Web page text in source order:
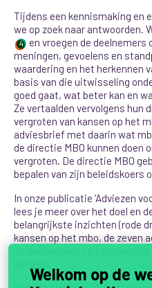
Tijdens een kennismaking en
we op zoek naar antwoorden.
4 en vroegen de deelnemers
meningen, gevoelens en
waardering en het herkennen
basis van die uitwisseling
goed gaat, wat beter kan en
Ze vertaalden vervolgens hun
vergroten van kansen op het
adviesbrief met daarin wat
de directie MBO kunnen doen
vergroten. De directie MBO
bepalen van zijn beleidskoers
In onze publicatie ‘Adviezen
lees je meer over het doel en
belangrijkste inzichten (rode
kansen op het mbo, de zeven
Welkom op de